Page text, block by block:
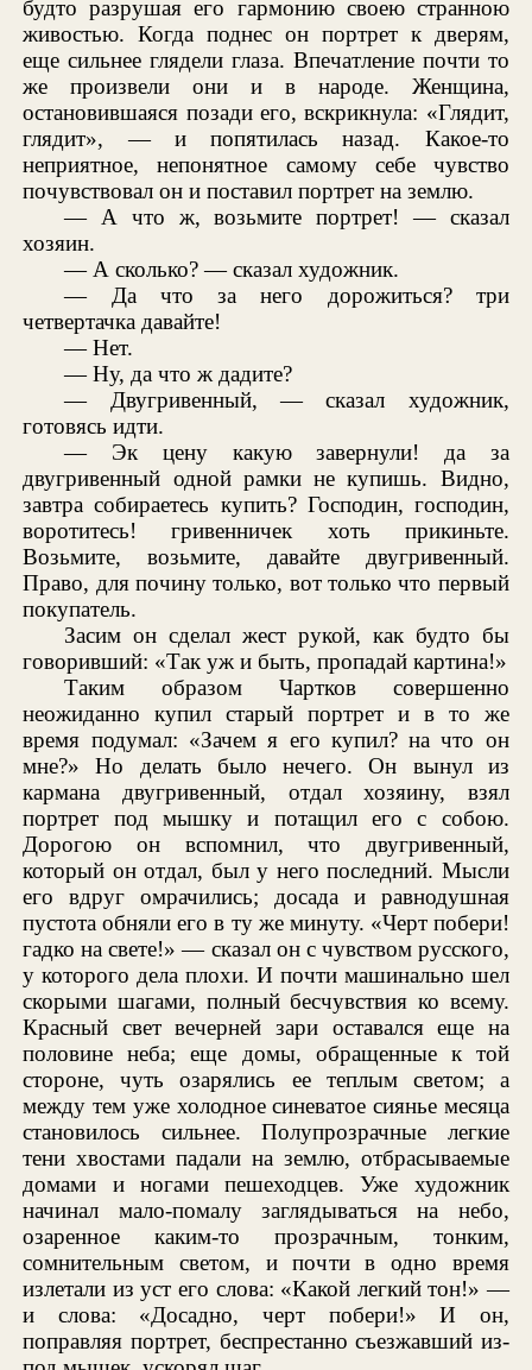
будто разрушая его гармонию своею странною
живостью. Когда поднес он портрет к дверям,
еще сильнее глядели глаза. Впечатление почти то
же произвели они и в народе. Женщина,
остановившаяся позади его, вскрикнула: «Глядит,
глядит», — и попятилась назад. Какое-то
неприятное, непонятное самому себе чувство
почувствовал он и поставил портрет на землю.
— А что ж, возьмите портрет! — сказал
хозяин.
— А сколько? — сказал художник.
— Да что за него дорожиться? три
четвертачка давайте!
— Нет.
— Ну, да что ж дадите?
— Двугривенный, — сказал художник,
готовясь идти.
— Эк цену какую завернули! да за
двугривенный одной рамки не купишь. Видно,
завтра собираетесь купить? Господин, господин,
воротитесь! гривенничек хоть прикиньте.
Возьмите, возьмите, давайте двугривенный.
Право, для почину только, вот только что первый
покупатель.
Засим он сделал жест рукой, как будто бы
говоривший: «Так уж и быть, пропадай картина!»
Таким образом Чартков совершенно
неожиданно купил старый портрет и в то же
время подумал: «Зачем я его купил? на что он
мне?» Но делать было нечего. Он вынул из
кармана двугривенный, отдал хозяину, взял
портрет под мышку и потащил его с собою.
Дорогою он вспомнил, что двугривенный,
который он отдал, был у него последний. Мысли
его вдруг омрачились; досада и равнодушная
пустота обняли его в ту же минуту. «Черт побери!
гадко на свете!» — сказал он с чувством русского,
у которого дела плохи. И почти машинально шел
скорыми шагами, полный бесчувствия ко всему.
Красный свет вечерней зари оставался еще на
половине неба; еще домы, обращенные к той
стороне, чуть озарялись ее теплым светом; а
между тем уже холодное синеватое сиянье месяца
становилось сильнее. Полупрозрачные легкие
тени хвостами падали на землю, отбрасываемые
домами и ногами пешеходцев. Уже художник
начинал мало-помалу заглядываться на небо,
озаренное каким-то прозрачным, тонким,
сомнительным светом, и почти в одно время
излетали из уст его слова: «Какой легкий тон!» —
и слова: «Досадно, черт побери!» И он,
поправляя портрет, беспрестанно съезжавший из-